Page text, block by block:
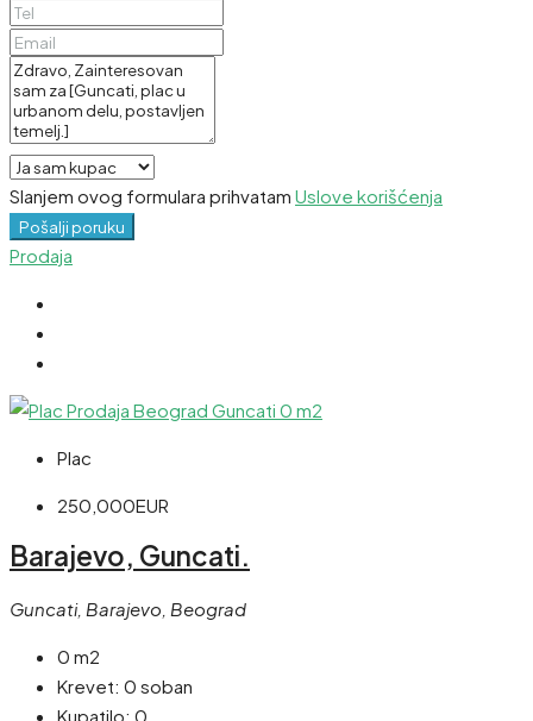
Slanjem ovog formulara prihvatam Uslove korišćenja
Pošalji poruku
Prodaja
Plac
250,000EUR
Barajevo, Guncati.
Guncati, Barajevo, Beograd
0 m2
Krevet: 0 soban
Kupatilo: 0